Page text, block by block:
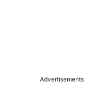
Advertisements